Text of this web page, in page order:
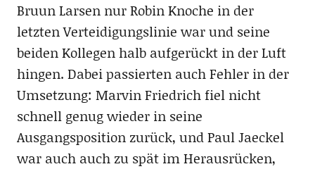
Bruun Larsen nur Robin Knoche in der
letzten Verteidigungslinie war und seine
beiden Kollegen halb aufgerückt in der Luft
hingen. Dabei passierten auch Fehler in der
Umsetzung: Marvin Friedrich fiel nicht
schnell genug wieder in seine
Ausgangsposition zurück, und Paul Jaeckel
war auch auch zu spät im Herausrücken,